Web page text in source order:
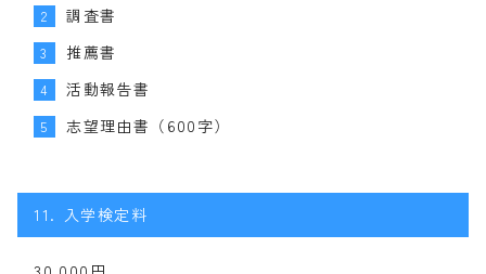
2 調査書
3 推薦書
4 活動報告書
5 志望理由書（600字）
11. 入学検定料